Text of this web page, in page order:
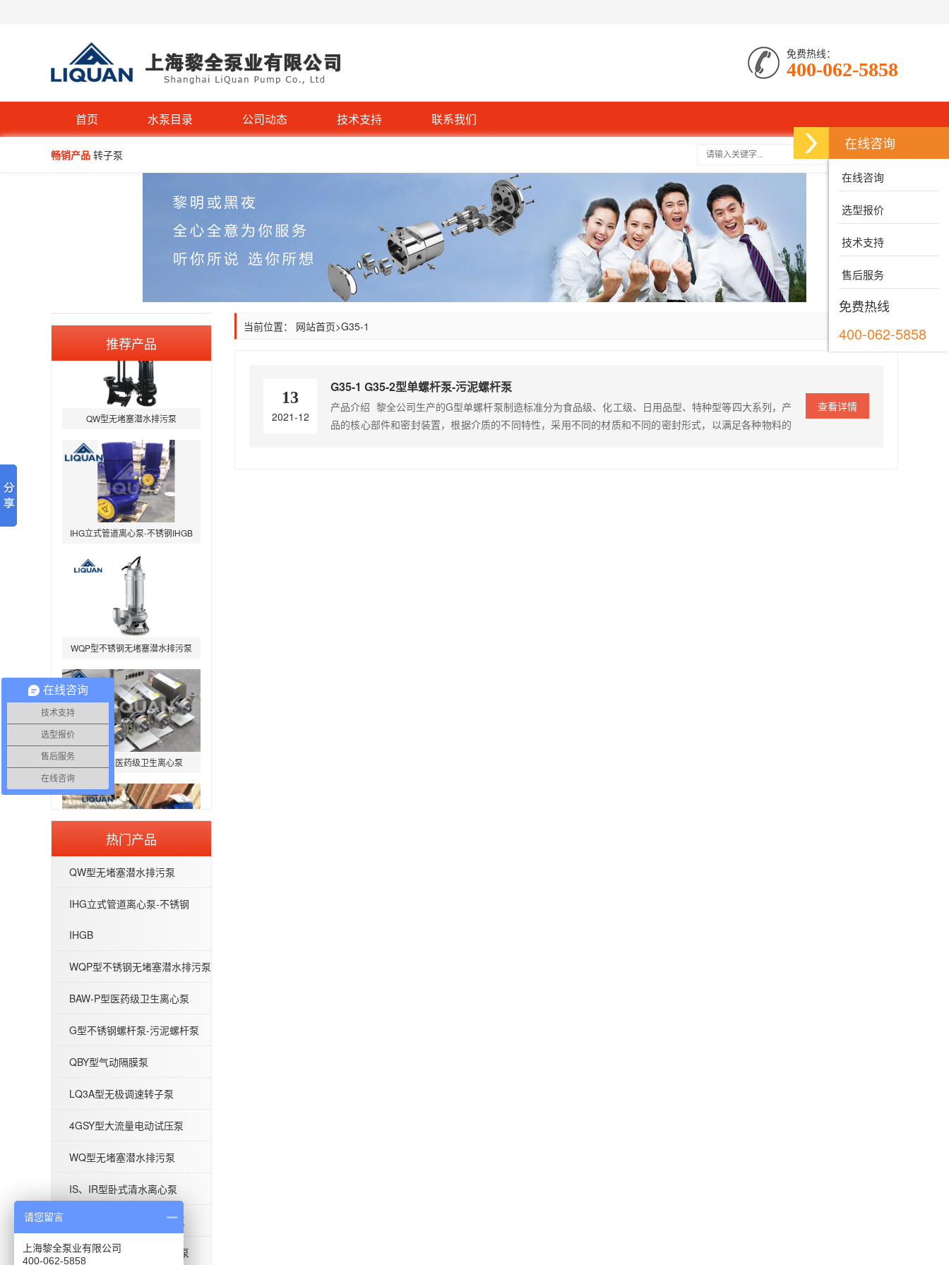
免费热线：
400-062-5858
首页 水泵目录 公司动态 技术支持 联系我们
畅销产品 转子泵
推荐产品
QW型无堵塞潜水排污泵
IHG立式管道离心泵-不锈钢IHGB
WQP型不锈钢无堵塞潜水排污泵
BAW-P型医药级卫生离心泵
QBY型气动隔膜泵
QW型无堵塞潜水排污泵
IHG立式管道离心泵-不锈钢IHGB
热门产品
QW型无堵塞潜水排污泵
IHG立式管道离心泵-不锈钢
IHGB
WQP型不锈钢无堵塞潜水排污泵
BAW-P型医药级卫生离心泵
G型不锈钢螺杆泵-污泥螺杆泵
QBY型气动隔膜泵
LQ3A型无极调速转子泵
4GSY型大流量电动试压泵
WQ型无堵塞潜水排污泵
IS、IR型卧式清水离心泵
ISG型单级立式管道离心泵
BAW-S型食品级卫生离心泵
当前位置： 网站首页>G35-1
查看详情
13
2021-12
G35-1 G35-2型单螺杆泵-污泥螺杆泵
产品介绍 黎全公司生产的G型单螺杆泵制造标准分为食品级、化工级、日用品型、特种型等四大系列，产
品的核心部件和密封装置，根据介质的不同特性，采用不同的材质和不同的密封形式，以满足各种物料的
在线咨询
在线咨询
选型报价
技术支持
售后服务
免费热线
400-062-5858
在线咨询
技术支持
选型报价
售后服务
在线咨询
请您留言
上海黎全泵业有限公司
400-062-5858